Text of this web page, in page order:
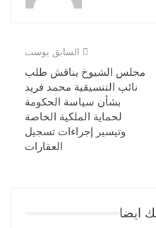
السابق بوست
مجلس الشيوخ يناقش طلب
نائب التنسيقية محمد فريد
بشأن سياسة الحكومة
لحماية الملكية الخاصة
وتيسير إجراءات تسجيل
العقارات
ايضا